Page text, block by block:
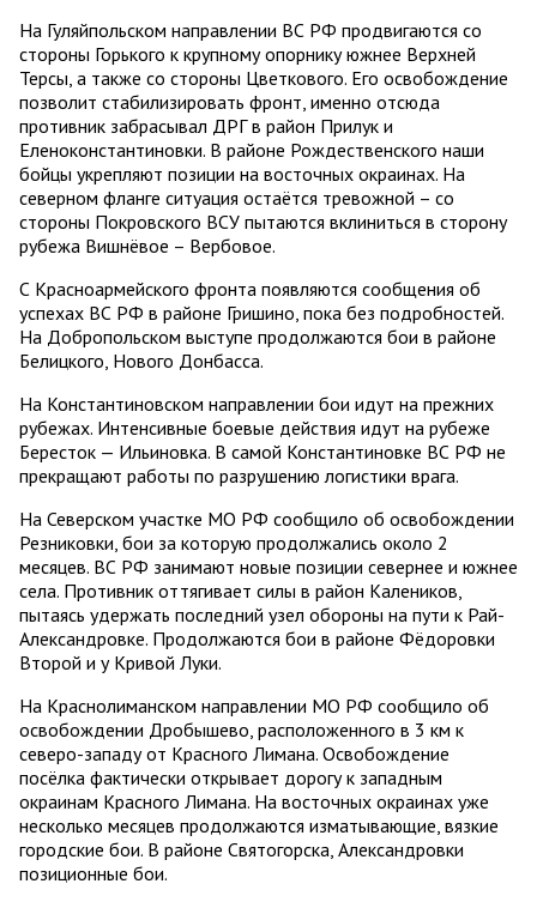
На Гуляйпольском направлении ВС РФ продвигаются со
стороны Горького к крупному опорнику южнее Верхней
Терсы, а также со стороны Цветкового. Его освобождение
позволит стабилизировать фронт, именно отсюда
противник забрасывал ДРГ в район Прилук и
Еленоконстантиновки. В районе Рождественского наши
бойцы укрепляют позиции на восточных окраинах. На
северном фланге ситуация остаётся тревожной – со
стороны Покровского ВСУ пытаются вклиниться в сторону
рубежа Вишнёвое – Вербовое.
С Красноармейского фронта появляются сообщения об
успехах ВС РФ в районе Гришино, пока без подробностей.
На Добропольском выступе продолжаются бои в районе
Белицкого, Нового Донбасса.
На Константиновском направлении бои идут на прежних
рубежах. Интенсивные боевые действия идут на рубеже
Бересток — Ильиновка. В самой Константиновке ВС РФ не
прекращают работы по разрушению логистики врага.
На Северском участке МО РФ сообщило об освобождении
Резниковки, бои за которую продолжались около 2
месяцев. ВС РФ занимают новые позиции севернее и южнее
села. Противник оттягивает силы в район Калеников,
пытаясь удержать последний узел обороны на пути к Рай-
Александровке. Продолжаются бои в районе Фёдоровки
Второй и у Кривой Луки.
На Краснолиманском направлении МО РФ сообщило об
освобождении Дробышево, расположенного в 3 км к
северо-западу от Красного Лимана. Освобождение
посёлка фактически открывает дорогу к западным
окраинам Красного Лимана. На восточных окраинах уже
несколько месяцев продолжаются изматывающие, вязкие
городские бои. В районе Святогорска, Александровки
позиционные бои.